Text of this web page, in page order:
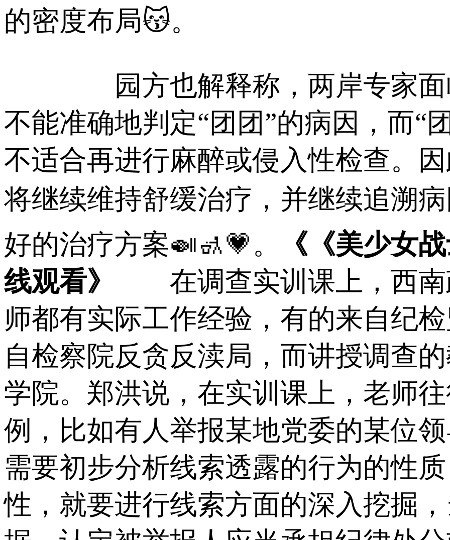
的密度布局😽。
园方也解释称，两岸专家面
不能准确地判定“团团”的病因，而“
不适合再进行麻醉或侵入性检查。
将继续维持舒缓治疗，并继续追溯
好的治疗方案🍛🚮💗。
《《美少女
线观看》
在调查实训课上，西南
师都有实际工作经验，有的来自纪
自检察院反贪反渎局，而讲授调查
学院。郑洪说，在实训课上，老师
例，比如有人举报某地党委的某位
需要初步分析线索透露的行为的性
性，就要进行线索方面的深入挖掘